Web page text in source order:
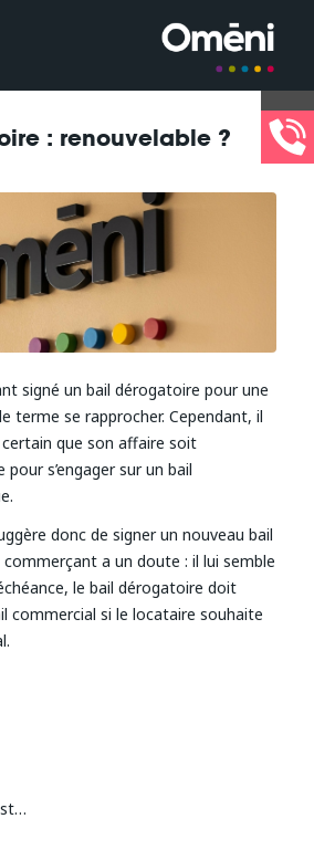
: renouvelable ?
signé un bail dérogatoire pour une
terme se rapprocher. Cependant, il
que son affaire soit
s’engager sur un bail
donc de signer un nouveau bail
a un doute : il lui semble
le bail dérogatoire doit
commercial si le locataire souhaite